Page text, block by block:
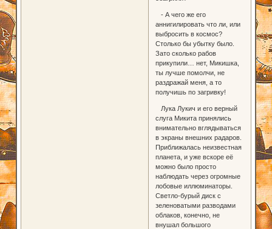
- А чего же его
аннигилировать что ли, или
выбросить в космос?
Столько бы убытку было.
Зато сколько рабов
прикупили… нет, Микишка,
ты лучше помолчи, не
раздражай меня, а то
получишь по загривку!
Лука Лукич и его верный
слуга Микита принялись
внимательно вглядываться
в экраны внешних радаров.
Приближалась неизвестная
планета, и уже вскоре её
можно было просто
наблюдать через огромные
лобовые иллюминаторы.
Светло-бурый диск с
зеленоватыми разводами
облаков, конечно, не
внушал большого